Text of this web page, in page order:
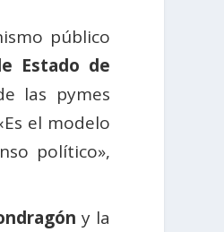
público
Estado de
las pymes
el modelo
político»,
y la